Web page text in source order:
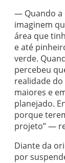
— Quando a
imaginem
área que
e até
verde.
percebeu
realidade
maiores e
planejado.
porque
projeto” —
Diante da
por